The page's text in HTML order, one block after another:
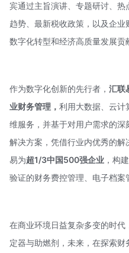
宾通过主旨演讲、专题研讨、
趋势、最新税收政策，以及企
数字化转型和经济高质量发展贡
作为数字化创新的先行者， 汇联
业财务管理， 利用大数据、云计
维服务，并基于对用户需求的
解决方案，凭借行业内优秀的
易为超1/3中国500强企业 ，构
验证的财务费控管理、电子档案
在商业环境日益复杂多变的时
定器与助燃剂，未来，在探索